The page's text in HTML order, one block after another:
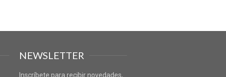
NEWSLETTER
Inscríbete para recibir novedades,